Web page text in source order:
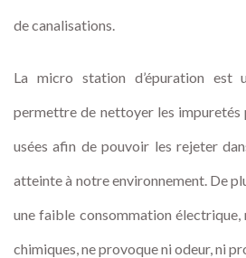
de canalisations.
La micro station d’épuration est
permettre de nettoyer les impuretés
usées afin de pouvoir les rejeter
atteinte à notre environnement. De
une faible consommation électrique,
chimiques, ne provoque ni odeur, ni